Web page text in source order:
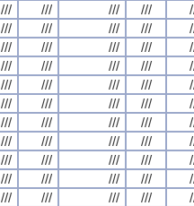
/// /// /// ///
/// /// /// ///
/// /// /// ///
/// /// /// ///
/// /// /// ///
/// /// /// ///
/// /// /// ///
/// /// /// ///
/// /// /// ///
/// /// /// ///
/// /// /// ///